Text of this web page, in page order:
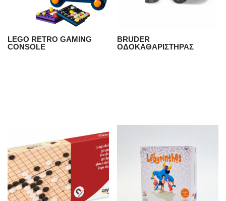
LEGO RETRO GAMING
CONSOLE
BRUDER
ΟΔΟΚΑΘΑΡΙΣΤΗΡΑΣ